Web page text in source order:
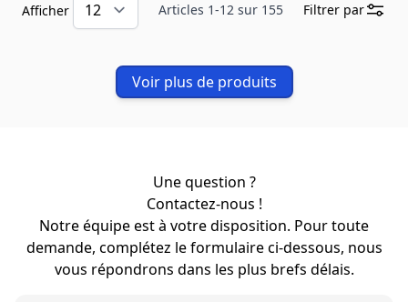
Articles 1-12 sur 155
Afficher Filtrer par
Voir plus de produits
Une question ?
Contactez-nous !
Notre équipe est à votre disposition. Pour toute
demande, complétez le formulaire ci-dessous, nous
vous répondrons dans les plus brefs délais.